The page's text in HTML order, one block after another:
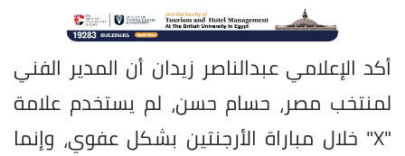
أكد الإعلامي عبدالناصر زيدان أن المدير الفني
لمنتخب مصر، حسام حسن، لم يستخدم علامة
"X" خلال مباراة الأرجنتين بشكل عفوي، وإنما